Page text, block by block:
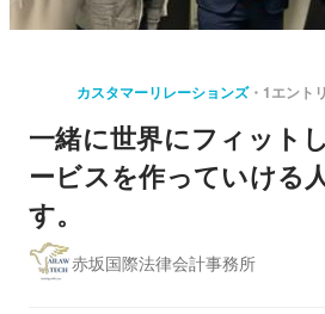
カスタマーリレーションズ 1エント
一緒に世界にフィット
ービスを作っていける
す。
赤坂国際法律会計事務所